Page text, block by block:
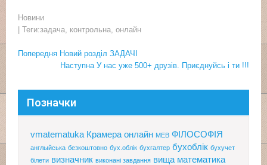
Новини
| Теги:задача, контрольна, онлайн
Навігація
Навігація
Попередня Попередня
стаття
Новий розділ ЗАДАЧІ
Наступна Наступна
У нас уже 500+ друзів. Приєднуйсь і ти !!!
Позначки
vmatematuka Крамера онлайн МЕВ ФІЛОСОФІЯ
англыйська безкоштовно бух.облік бухгалтер бухоблік бухучет
білети визначник виконані завдання вища математика